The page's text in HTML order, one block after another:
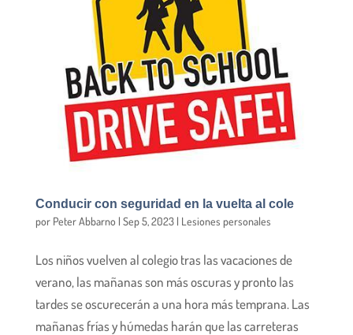
Conducir con seguridad en la vuelta al cole
por Peter Abbarno | Sep 5, 2023| Lesiones personales
Los niños vuelven al colegio tras las vacaciones de
verano, las mañanas son más oscuras y pronto las
tardes se oscurecerán a una hora más temprana. Las
mañanas frías y húmedas harán que las carreteras